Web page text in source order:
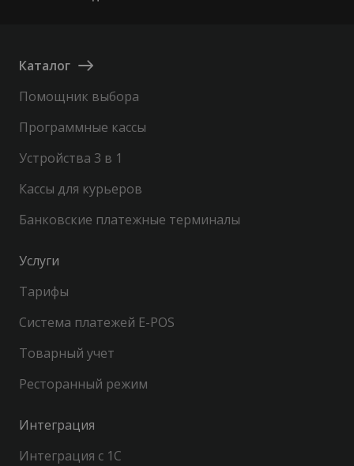
Каталог
Помощник выбора
Программные кассы
Устройства 3 в 1
Кассы для курьеров
Банковские платежные терминалы
Услуги
Тарифы
Система платежей E-POS
Товарный учет
Ресторанный режим
Интеграция
Интеграция с 1С